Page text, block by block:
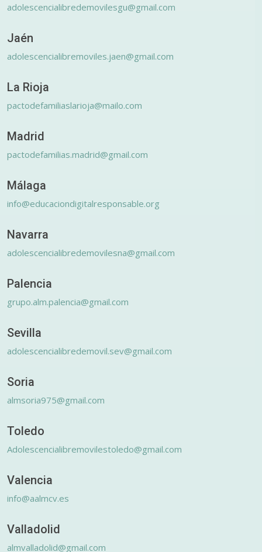
adolescencialibredemovilesgu@gmail.com
Jaén
adolescencialibremoviles.jaen@gmail.com
La Rioja
pactodefamiliaslarioja@mailo.com
Madrid
pactodefamilias.madrid@gmail.com
Málaga
info@educaciondigitalresponsable.org
Navarra
adolescencialibredemovilesna@gmail.com
Palencia
grupo.alm.palencia@gmail.com
Sevilla
adolescencialibredemovil.sev@gmail.com
Soria
almsoria975@gmail.com
Toledo
Adolescencialibremovilestoledo@gmail.com
Valencia
info@aalmcv.es
Valladolid
almvalladolid@gmail.com